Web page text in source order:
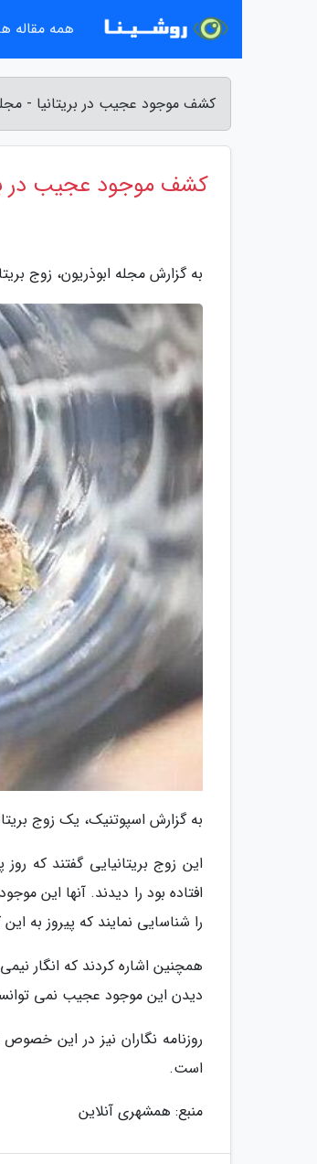
کشف موجود عجیب در بریتانیا -
کشف موجود عجیب در
به گزارش مجله ابوذریون، زوج
به گزارش اسپوتنیک، یک زوج
این زوج بریتانیایی گفتند که
افتاده بود را دیدند. آنها این
را شناسایی نمایند که پیروز به
همچنین اشاره کردند که انگار
دیدن این موجود عجیب نمی
روزنامه نگاران نیز در این
است.
منبع: همشهری آنلاین
همه مقاله